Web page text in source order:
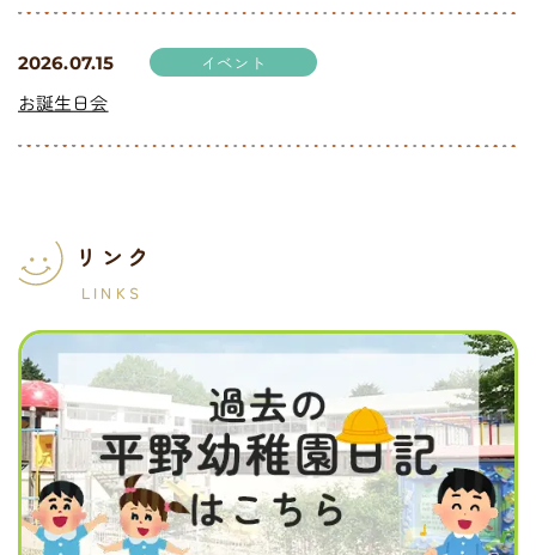
2026.07.15 イベント
お誕生日会
リンク
LINKS